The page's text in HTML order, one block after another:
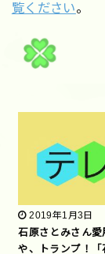
覧ください。
2019年1月3日
石原さとみさん愛
や、トランプ！「